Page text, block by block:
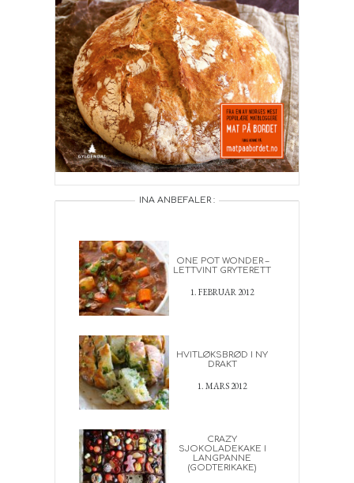
INA ANBEFALER :
ONE POT WONDER –
LETTVINT GRYTERETT
1. FEBRUAR 2012
HVITLØKSBRØD I NY
DRAKT
1. MARS 2012
CRAZY
SJOKOLADEKAKE I
LANGPANNE
(GODTERIKAKE)